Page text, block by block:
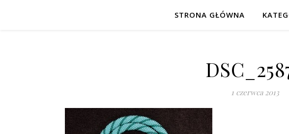
STRONA GŁÓWNA
1 czerwca 2013